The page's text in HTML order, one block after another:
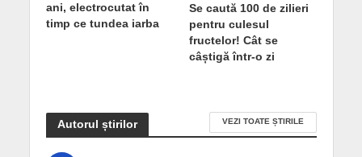
ani, electrocutat în
timp ce tundea iarba
Se caută 100 de zilieri
pentru culesul
fructelor! Cât se
câștigă într-o zi
Autorul știrilor VEZI TOATE ȘTIRILE